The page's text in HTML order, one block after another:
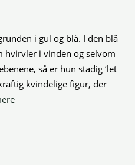
i gul og blå. I den blå
hvirvler i vinden og selvom
så er hun stadig ‘let
kvindelige figur, der